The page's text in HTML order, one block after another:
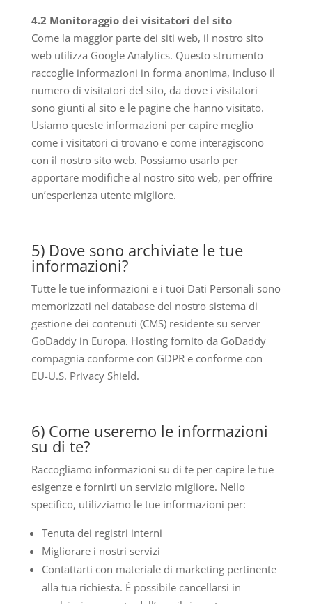
4.2 Monitoraggio dei visitatori del sito
Come la maggior parte dei siti web, il nostro sito
web utilizza Google Analytics. Questo strumento
raccoglie informazioni in forma anonima, incluso il
numero di visitatori del sito, da dove i visitatori
sono giunti al sito e le pagine che hanno visitato.
Usiamo queste informazioni per capire meglio
come i visitatori ci trovano e come interagiscono
con il nostro sito web. Possiamo usarlo per
apportare modifiche al nostro sito web, per offrire
un’esperienza utente migliore.
5) Dove sono archiviate le tue
informazioni?
Tutte le tue informazioni e i tuoi Dati Personali sono
memorizzati nel database del nostro sistema di
gestione dei contenuti (CMS) residente su server
GoDaddy in Europa. Hosting fornito da GoDaddy
compagnia conforme con GDPR e conforme con
EU-U.S. Privacy Shield.
6) Come useremo le informazioni
su di te?
Raccogliamo informazioni su di te per capire le tue
esigenze e fornirti un servizio migliore. Nello
specifico, utilizziamo le tue informazioni per:
Tenuta dei registri interni
Migliorare i nostri servizi
Contattarti con materiale di marketing pertinente
alla tua richiesta. È possibile cancellarsi in